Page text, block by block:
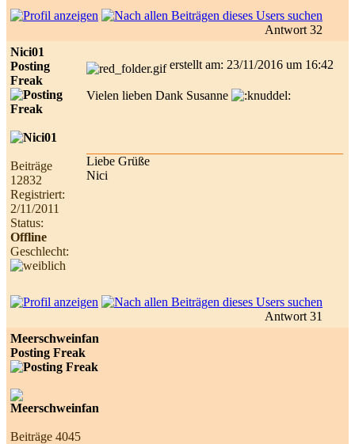
Antwort 32
Nici01
Posting
Freak
Beiträge
12832
Registriert:
2/11/2011
Status:
Offline
Geschlecht:
erstellt am: 23/11/2016 um 16:42
Vielen lieben Dank Susanne
Liebe Grüße
Nici
Antwort 31
Meerschweinfan
Posting Freak
Beiträge 4045